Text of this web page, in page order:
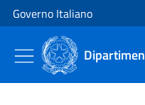
Vai al contenuto
Vai alla navigazione del sito
Governo Italiano